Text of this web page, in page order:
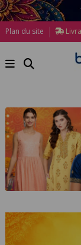
Plan du site